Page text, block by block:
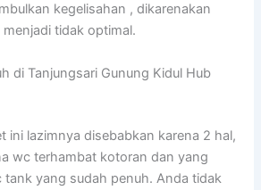
kegelisahan , dikarenakan
tidak optimal.
di Tanjungsari Gunung Kidul Hub
ini lazimnya disebabkan karena 2 hal,
wc terhambat kotoran dan yang
tank yang sudah penuh. Anda tidak